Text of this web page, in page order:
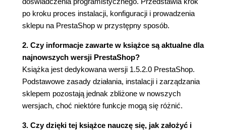
E-mail (65)
Import CSV (67)
Opcje wykonywania kopii bazy danych (73)
Zarządzanie bazą danych (73)
Logi (75)
Usługi sieciowe (76)
Podsumowanie (78)
Rozdział 3. Preferencje (79)
Preferencje ogólne (79)
po kroku proces instalacji, konfiguracji i prowadzenia
sklepu na PrestaShop w przystępny sposób.
2. Czy informacje zawarte w książce są aktualne dla
najnowszych wersji PrestaShop?
Książka jest dedykowana wersji 1.5.2.0 PrestaShop.
Podstawowe zasady działania, instalacji i zarządzania
sklepem pozostają jednak zbliżone w nowszych
wersjach, choć niektóre funkcje mogą się różnić.
3. Czy dzięki tej książce nauczę się, jak założyć i